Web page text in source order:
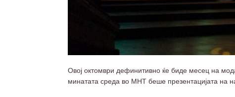
Овој октомври дефинитивно ќе биде месец на
минатата среда во МНТ беше презентацијата на